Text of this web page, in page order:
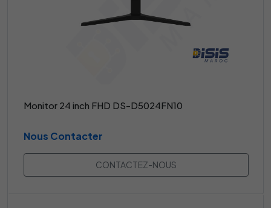
Monitor 24 inch FHD DS-D5024FN10
Nous Contacter
CONTACTEZ-NOUS